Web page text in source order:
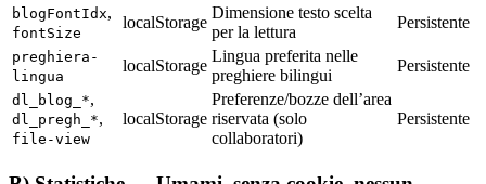
blogFontIdx,
fontSize
localStorage
Dimensione testo scelta
per la lettura
Persistente
preghiera-
lingua
localStorage
Lingua preferita nelle
preghiere bilingui
Persistente
dl_blog_*,
dl_pregh_*,
file-view
localStorage
Preferenze/bozze dell’area
riservata (solo
collaboratori)
Persistente